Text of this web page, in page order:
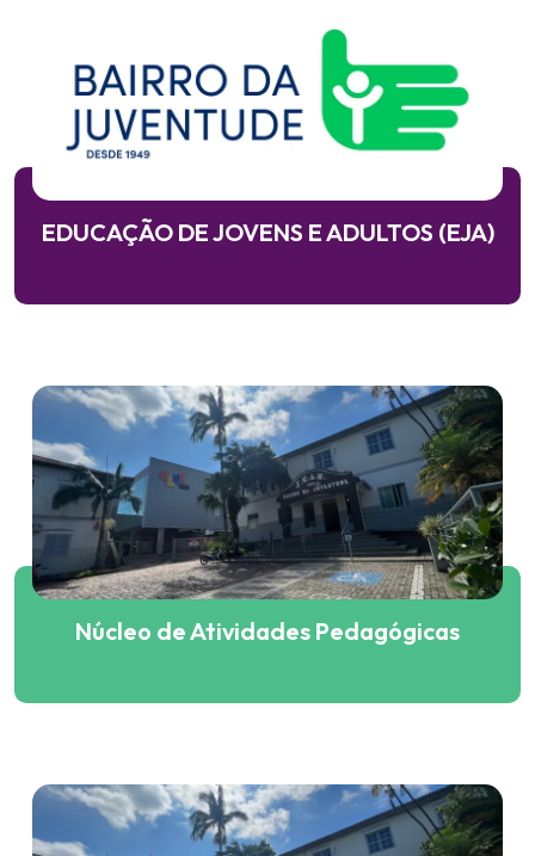
EDUCAÇÃO DE JOVENS E ADULTOS (EJA)
Núcleo de Atividades Pedagógicas